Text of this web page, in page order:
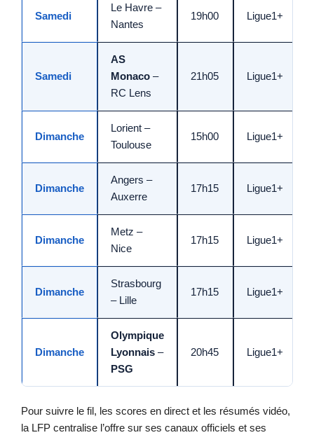
Samedi
Le Havre –
Nantes
19h00 Ligue1+
Samedi
AS
Monaco –
RC Lens
21h05 Ligue1+
Dimanche
Lorient –
Toulouse
15h00 Ligue1+
Dimanche
Angers –
Auxerre
17h15 Ligue1+
Dimanche
Metz –
Nice
17h15 Ligue1+
Dimanche
Strasbourg
– Lille
17h15 Ligue1+
Dimanche
Olympique
Lyonnais –
PSG
20h45 Ligue1+
Pour suivre le fil, les scores en direct et les résumés vidéo,
la LFP centralise l’offre sur ses canaux officiels et ses